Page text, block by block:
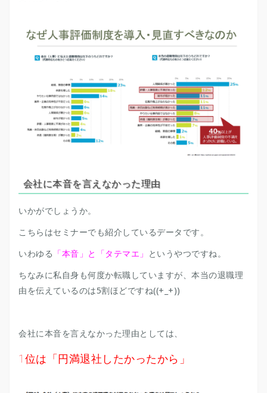
会社に本音を言えなかった理由
いかがでしょうか。
こちらはセミナーでも紹介しているデータです。
いわゆる 「本音」と「タテマエ」 というやつですね。
ちなみに私自身も何度か転職していますが、本当の退職理
由を伝えているのは5割ほどですね((+_+))
会社に本音を言えなかった理由としては、
1位は「円満退社したかったから」